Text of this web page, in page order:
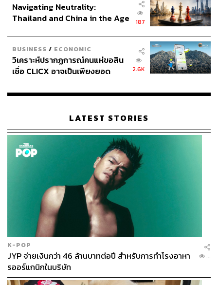
Navigating Neutrality:
Thailand and China in the Age
187
BUSINESS / ECONOMIC
วิเคราะห์ปรากฏการณ์คนแห่ขอสิน
เชื่อ CLICX อาจเป็นเพียงยอด
เรือนไทยที่ถูกซุกไว้
2.6K
LATEST STORIES
K-POP
JYP จ่ายเงินกว่า 46 ล้านบาทต่อปี สำหรับการทำโรงอาหา
รออร์แกนิกในบริษัท
...